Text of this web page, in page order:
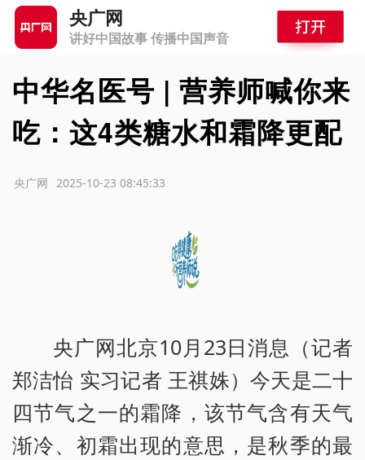
央广网
讲好中国故事 传播中国声音
中华名医号 | 营养师喊你来
吃：这4类糖水和霜降更配
2025-10-23 08:45:33
央广网
央广网北京10月23日消息（记者
郑洁怡 实习记者 王祺姝）今天是二十
四节气之一的霜降，该节气含有天气
渐冷、初霜出现的意思，是秋季的最